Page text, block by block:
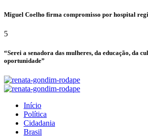
Miguel Coelho firma compromisso por hospital
5
“Serei a senadora das mulheres, da educação, da
oportunidade”
Início
Política
Cidadania
Brasil